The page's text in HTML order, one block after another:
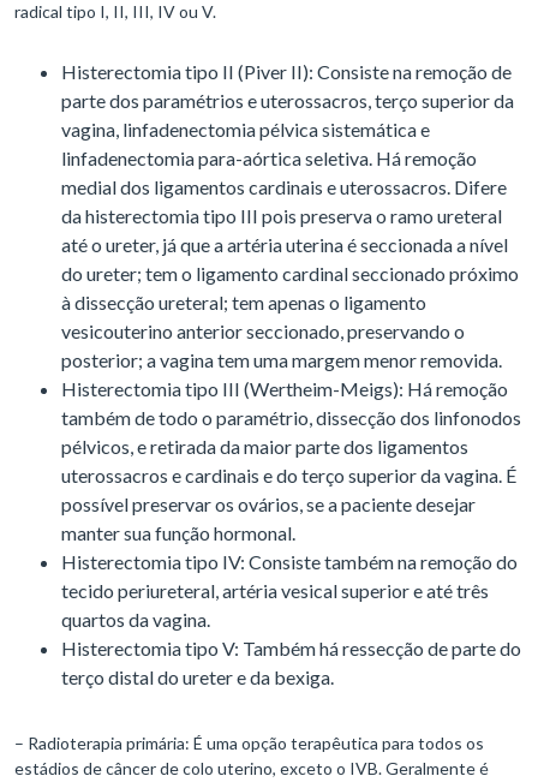
radical tipo I, II, III, IV ou V.
Histerectomia tipo II (Piver II): Consiste na remoção de
parte dos paramétrios e uterossacros, terço superior da
vagina, linfadenectomia pélvica sistemática e
linfadenectomia para-aórtica seletiva. Há remoção
medial dos ligamentos cardinais e uterossacros. Difere
da histerectomia tipo III pois preserva o ramo ureteral
até o ureter, já que a artéria uterina é seccionada a nível
do ureter; tem o ligamento cardinal seccionado próximo
à dissecção ureteral; tem apenas o ligamento
vesicouterino anterior seccionado, preservando o
posterior; a vagina tem uma margem menor removida.
Histerectomia tipo III (Wertheim-Meigs): Há remoção
também de todo o paramétrio, dissecção dos linfonodos
pélvicos, e retirada da maior parte dos ligamentos
uterossacros e cardinais e do terço superior da vagina. É
possível preservar os ovários, se a paciente desejar
manter sua função hormonal.
Histerectomia tipo IV: Consiste também na remoção do
tecido periureteral, artéria vesical superior e até três
quartos da vagina.
Histerectomia tipo V: Também há ressecção de parte do
terço distal do ureter e da bexiga.
– Radioterapia primária: É uma opção terapêutica para todos os
estádios de câncer de colo uterino, exceto o IVB. Geralmente é